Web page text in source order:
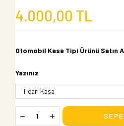
4.000,00 TL
Otomobil Kasa Tipi Ürünü Satın
Yazınız